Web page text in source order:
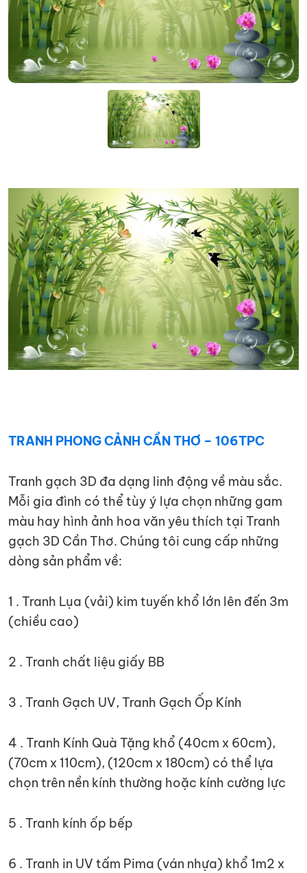
KIỆN
NGÀNH
BẾP
TRANH PHONG CẢNH CẦN THƠ – 106TPC
Tranh gạch 3D đa dạng linh động về màu sắc.
Mỗi gia đình có thể tùy ý lựa chọn những gam
màu hay hình ảnh hoa văn yêu thích tại Tranh
gạch 3D Cần Thơ. Chúng tôi cung cấp những
dòng sản phẩm về:
1 . Tranh Lụa (vải) kim tuyến khổ lớn lên đến 3m
(chiều cao)
2 . Tranh chất liệu giấy BB
3 . Tranh Gạch UV, Tranh Gạch Ốp Kính
4 . Tranh Kính Quà Tặng khổ (40cm x 60cm),
(70cm x 110cm), (120cm x 180cm) có thể lựa
chọn trên nền kính thường hoặc kính cường lực
5 . Tranh kính ốp bếp
6 . Tranh in UV tấm Pima (ván nhựa) khổ 1m2 x